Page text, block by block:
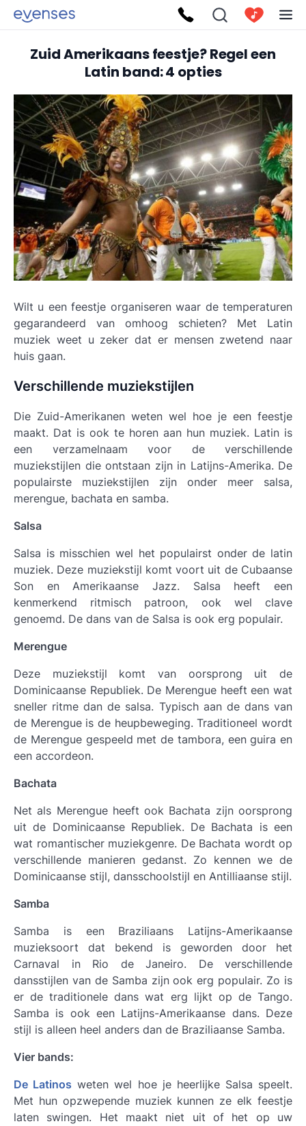
Zuid Amerikaans feestje? Regel een
Latin band: 4 opties
Wilt u een feestje organiseren waar de temperaturen
gegarandeerd van omhoog schieten? Met Latin
muziek weet u zeker dat er mensen zwetend naar
huis gaan.
Verschillende muziekstijlen
Die Zuid-Amerikanen weten wel hoe je een feestje
maakt. Dat is ook te horen aan hun muziek. Latin is
een verzamelnaam voor de verschillende
muziekstijlen die ontstaan zijn in Latijns-Amerika. De
populairste muziekstijlen zijn onder meer salsa,
merengue, bachata en samba.
Salsa
Salsa is misschien wel het populairst onder de latin
muziek. Deze muziekstijl komt voort uit de Cubaanse
Son en Amerikaanse Jazz. Salsa heeft een
kenmerkend ritmisch patroon, ook wel clave
genoemd. De dans van de Salsa is ook erg populair.
Merengue
Deze muziekstijl komt van oorsprong uit de
Dominicaanse Republiek. De Merengue heeft een wat
sneller ritme dan de salsa. Typisch aan de dans van
de Merengue is de heupbeweging. Traditioneel wordt
de Merengue gespeeld met de tambora, een guira en
een accordeon.
Bachata
Net als Merengue heeft ook Bachata zijn oorsprong
uit de Dominicaanse Republiek. De Bachata is een
wat romantischer muziekgenre. De Bachata wordt op
verschillende manieren gedanst. Zo kennen we de
Dominicaanse stijl, dansschoolstijl en Antilliaanse stijl.
Samba
Samba is een Braziliaans Latijns-Amerikaanse
muzieksoort dat bekend is geworden door het
Carnaval in Rio de Janeiro. De verschillende
dansstijlen van de Samba zijn ook erg populair. Zo is
er de traditionele dans wat erg lijkt op de Tango.
Samba is ook een Latijns-Amerikaanse dans. Deze
stijl is alleen heel anders dan de Braziliaanse Samba.
Vier bands:
De Latinos weten wel hoe je heerlijke Salsa speelt.
Met hun opzwepende muziek kunnen ze elk feestje
laten swingen. Het maakt niet uit of het op uw